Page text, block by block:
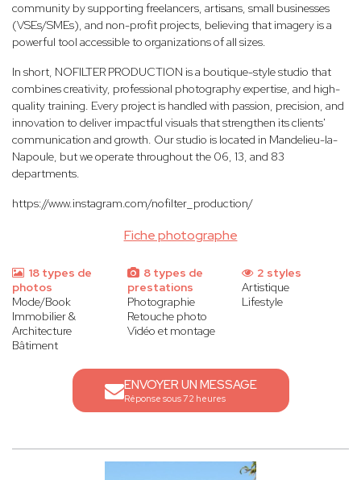
Fiche photographe
community by supporting freelancers, artisans, small businesses
(VSEs/SMEs), and non-profit projects, believing that imagery is a
powerful tool accessible to organizations of all sizes.
In short, NOFILTER PRODUCTION is a boutique-style studio that
combines creativity, professional photography expertise, and high-
quality training. Every project is handled with passion, precision, and
innovation to deliver impactful visuals that strengthen its clients'
communication and growth. Our studio is located in Mandelieu-la-
Napoule, but we operate throughout the 06, 13, and 83
departments.
https://www.instagram.com/nofilter_production/
18 types de
photos
Mode/Book
Immobilier &
Architecture
Bâtiment
8 types de
prestations
Photographie
Retouche photo
Vidéo et montage
2 styles
Artistique
Lifestyle
ENVOYER UN MESSAGE
Réponse sous 72 heures